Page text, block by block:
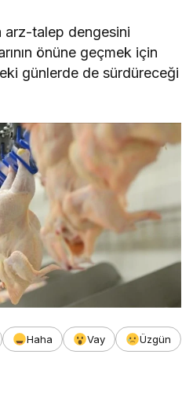
arz-talep dengesini
önüne geçmek için
günlerde de sürdüreceği
Haha Vay
Üzgün